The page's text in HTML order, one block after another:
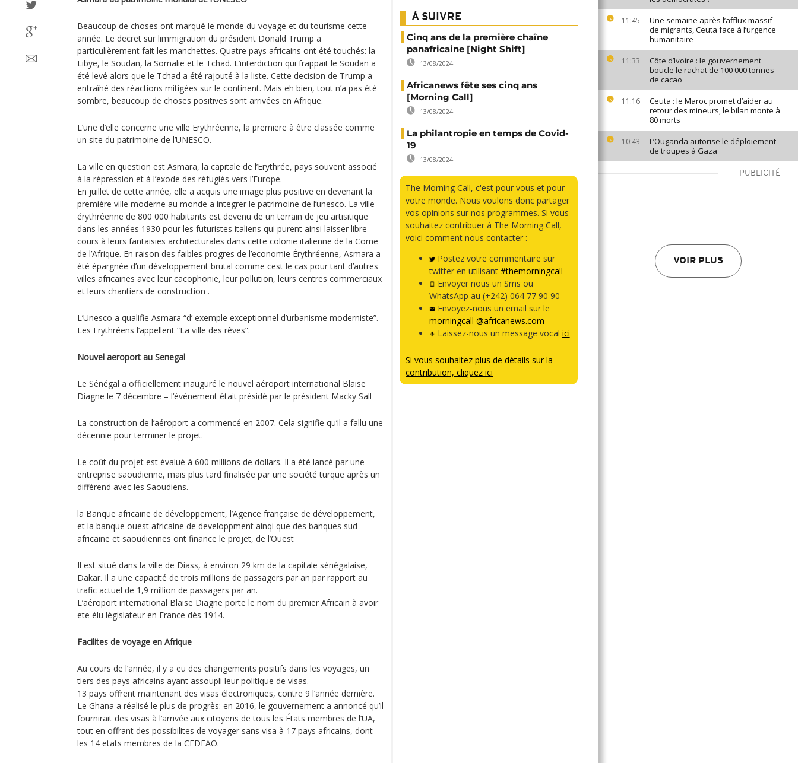
11:45
Une semaine après l’afflux massif
de migrants, Ceuta face à l’urgence
humanitaire
11:33
Côte d’Ivoire : le gouvernement
boucle le rachat de 100 000 tonnes
de cacao
11:16
Ceuta : le Maroc promet d’aider au
retour des mineurs, le bilan monte à
80 morts
10:43
L’Ouganda autorise le déploiement
de troupes à Gaza
PUBLICITÉ
VOIR PLUS
Beaucoup de choses ont marqué le monde du voyage et du tourisme cette
année. Le decret sur limmigration du président Donald Trump a
particulièrement fait les manchettes. Quatre pays africains ont été touchés: la
Libye, le Soudan, la Somalie et le Tchad. L’interdiction qui frappait le Soudan a
été levé alors que le Tchad a été rajouté à la liste. Cette decision de Trump a
entraîné des réactions mitigées sur le continent. Mais eh bien, tout n’a pas été
sombre, beaucoup de choses positives sont arrivées en Afrique.
L’une d’elle concerne une ville Erythréenne, la premiere à être classée comme
un site du patrimoine de l’UNESCO.
La ville en question est Asmara, la capitale de l’Erythrée, pays souvent associé
à la répression et à l’exode des réfugiés vers l’Europe.
En juillet de cette année, elle a acquis une image plus positive en devenant la
première ville moderne au monde a integrer le patrimoine de l’unesco. La ville
érythréenne de 800 000 habitants est devenu de un terrain de jeu artisitique
dans les années 1930 pour les futuristes italiens qui purent ainsi laisser libre
cours à leurs fantaisies architecturales dans cette colonie italienne de la Corne
de l’Afrique. En raison des faibles progres de l’economie Érythréenne, Asmara a
été épargnée d’un développement brutal comme cest le cas pour tant d’autres
villes africaines avec leur cacophonie, leur pollution, leurs centres commerciaux
et leurs chantiers de construction .
L’Unesco a qualifie Asmara “d’ exemple exceptionnel d’urbanisme moderniste”.
Les Erythréens l’appellent “La ville des rêves”.
Nouvel aeroport au Senegal
Le Sénégal a officiellement inauguré le nouvel aéroport international Blaise
Diagne le 7 décembre – l‘événement était présidé par le président Macky Sall
La construction de l’aéroport a commencé en 2007. Cela signifie qu’il a fallu une
décennie pour terminer le projet.
Le coût du projet est évalué à 600 millions de dollars. Il a été lancé par une
entreprise saoudienne, mais plus tard finalisée par une société turque après un
différend avec les Saoudiens.
la Banque africaine de développement, l’Agence française de développement,
et la banque ouest africaine de developpment ainqi que des banques sud
africaine et saoudiennes ont finance le projet, de l’Ouest
Il est situé dans la ville de Diass, à environ 29 km de la capitale sénégalaise,
Dakar. Il a une capacité de trois millions de passagers par an par rapport au
trafic actuel de 1,9 million de passagers par an.
L’aéroport international Blaise Diagne porte le nom du premier Africain à avoir
ete élu législateur en France dès 1914.
Facilites de voyage en Afrique
Au cours de l’année, il y a eu des changements positifs dans les voyages, un
tiers des pays africains ayant assoupli leur politique de visas.
13 pays offrent maintenant des visas électroniques, contre 9 l’année dernière.
Le Ghana a réalisé le plus de progrès: en 2016, le gouvernement a annoncé qu’il
fournirait des visas à l’arrivée aux citoyens de tous les États membres de l’UA,
tout en offrant des possibilites de voyager sans visa à 17 pays africains, dont
les 14 etats membres de la CEDEAO.
À SUIVRE
Cinq ans de la première chaîne
panafricaine [Night Shift]
13/08/2024
Africanews fête ses cinq ans
[Morning Call]
13/08/2024
La philantropie en temps de Covid-
19
13/08/2024
The Morning Call, c'est pour vous et pour
votre monde. Nous voulons donc partager
vos opinions sur nos programmes. Si vous
souhaitez contribuer à The Morning Call,
voici comment nous contacter :
Postez votre commentaire sur
twitter en utilisant #themorningcall
Envoyer nous un Sms ou
WhatsApp au (+242) 064 77 90 90
Envoyez-nous un email sur le
morningcall @africanews.com
Laissez-nous un message vocal ici
Si vous souhaitez plus de détails sur la
contribution, cliquez ici